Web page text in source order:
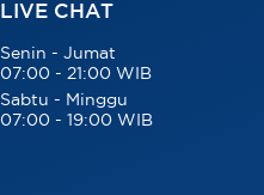
LIVE CHAT
Senin - Jumat
07:00 - 21:00 WIB
Sabtu - Minggu
07:00 - 19:00 WIB